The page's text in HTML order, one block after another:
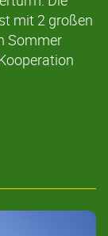
mit 2 großen
Sommer